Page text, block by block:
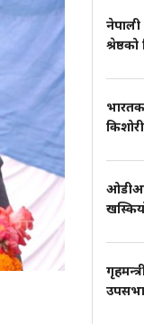
नेपाली